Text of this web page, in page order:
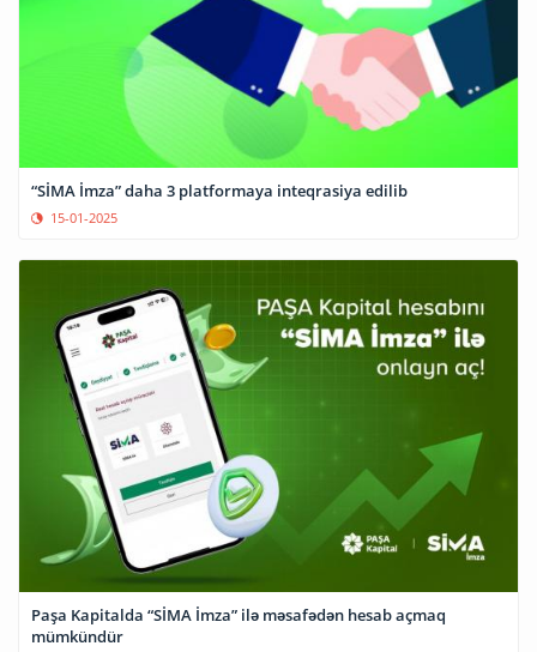
“SİMA İmza” daha 3 platformaya inteqrasiya edilib
15-01-2025
Paşa Kapitalda “SİMA İmza” ilə məsafədən hesab açmaq
mümkündür